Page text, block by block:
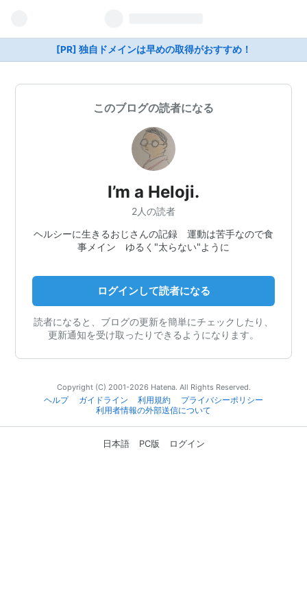
[PR] 独自ドメインは早めの取得がおすすめ！
このブログの読者になる
I’m a Heloji.
2人の読者
ヘルシーに生きるおじさんの記録 運動は苦手なので食
事メイン ゆるく"太らない"ように
ログインして読者になる
読者になると、ブログの更新を簡単にチェックしたり、
更新通知を受け取ったりできるようになります。
Copyright (C) 2001-2026 Hatena. All Rights Reserved.
ヘルプ
ガイドライン 利用規約
プライバシーポリシー
利用者情報の外部送信について
日本語 PC版 ログイン